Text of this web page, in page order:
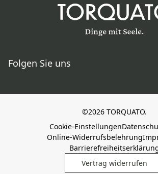
Folgen Sie uns
©2026 TORQUATO.
Cookie-Einstellungen
Online-Widerrufsbelehrung
Vertrag widerrufen